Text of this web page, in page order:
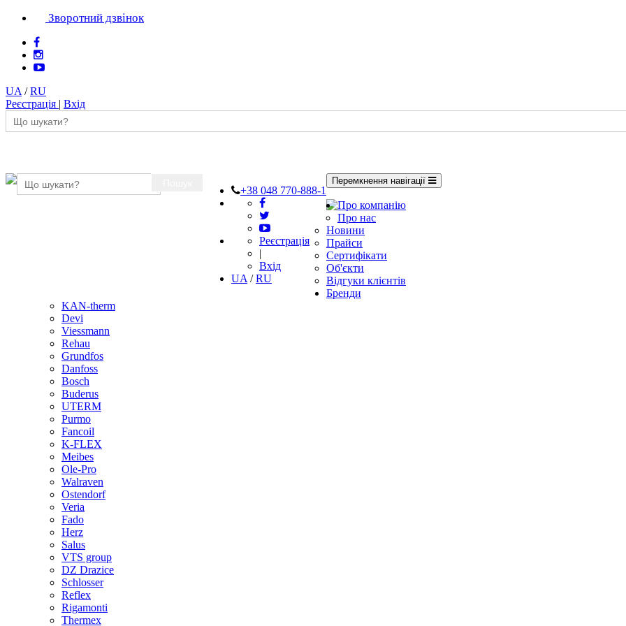
Зворотний дзвінок
UA /RU
Реєстрація | Вхід
+38 048 770-888-1
Реєстрація
|
Вхід
UA /RU
Перемкнення навігації
Про компанію
Про нас
Новини
Прайси
Сертифікати
Об'єкти
Відгуки клієнтів
Бренди
KAN-therm
Devi
Viessmann
Rehau
Grundfos
Danfoss
Bosch
Buderus
UTERM
Purmo
Fancoil
K-FLEX
Meibes
Ole-Pro
Walraven
Ostendorf
Veria
Fado
Herz
Salus
VTS group
DZ Drazice
Schlosser
Reflex
Rigamonti
Thermex